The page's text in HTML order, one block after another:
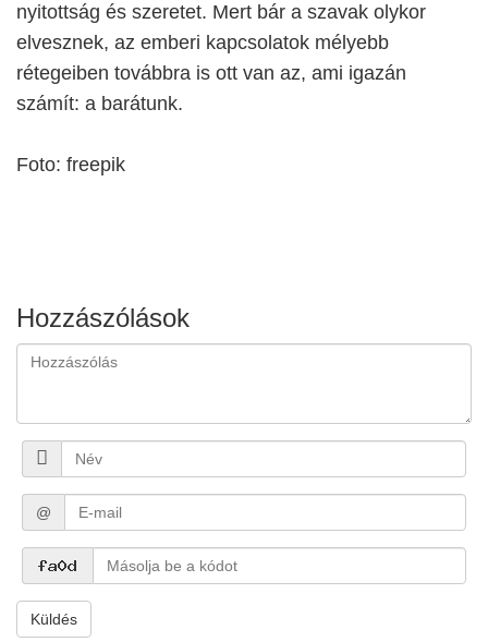
nyitottság és szeretet. Mert bár a szavak olykor
elvesznek, az emberi kapcsolatok mélyebb
rétegeiben továbbra is ott van az, ami igazán
számít: a barátunk.
Foto: freepik
Hozzászólások
@
Küldés